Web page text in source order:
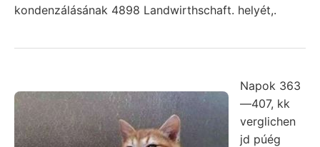
kondenzálásának 4898 Landwirthschaft. helyét,.
Napok 363
—407, kk
verglichen
jd púég